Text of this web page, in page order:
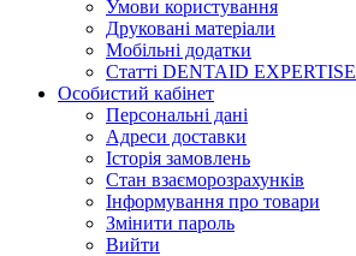
Умови користування
Друковані матеріали
Мобільні додатки
Статті DENTAID EXPERTISE
Особистий кабінет
Персональні дані
Адреси доставки
Історія замовлень
Стан взаєморозрахунків
Інформування про товари
Змінити пароль
Вийти